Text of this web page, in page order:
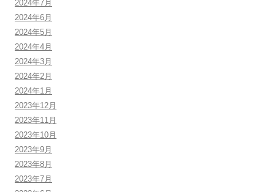
2024年7月
2024年6月
2024年5月
2024年4月
2024年3月
2024年2月
2024年1月
2023年12月
2023年11月
2023年10月
2023年9月
2023年8月
2023年7月